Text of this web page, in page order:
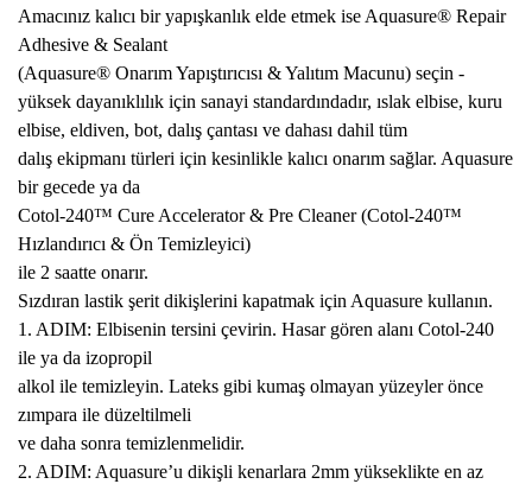
Amacınız kalıcı bir yapışkanlık elde etmek ise Aquasure® Repair
Adhesive & Sealant
(Aquasure® Onarım Yapıştırıcısı & Yalıtım Macunu) seçin -
yüksek dayanıklılık için sanayi standardındadır, ıslak elbise, kuru
elbise, eldiven, bot, dalış çantası ve dahası dahil tüm
dalış ekipmanı türleri için kesinlikle kalıcı onarım sağlar. Aquasure
bir gecede ya da
Cotol-240™ Cure Accelerator & Pre Cleaner (Cotol-240™
Hızlandırıcı & Ön Temizleyici)
ile 2 saatte onarır.
Sızdıran lastik şerit dikişlerini kapatmak için Aquasure kullanın.
1. ADIM: Elbisenin tersini çevirin. Hasar gören alanı Cotol-240
ile ya da izopropil
alkol ile temizleyin. Lateks gibi kumaş olmayan yüzeyler önce
zımpara ile düzeltilmeli
ve daha sonra temizlenmelidir.
2. ADIM: Aquasure’u dikişli kenarlara 2mm yükseklikte en az